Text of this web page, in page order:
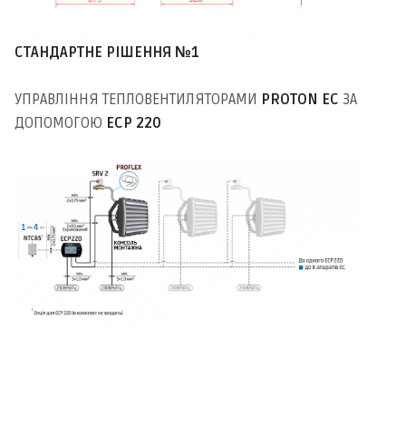
СТАНДАРТНЕ РІШЕННЯ №1
УПРАВЛІННЯ ТЕПЛОВЕНТИЛЯТОРАМИ PROTON EC ЗА
ДОПОМОГОЮ ECP 220